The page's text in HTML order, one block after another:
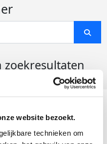
website bezoekt.
technieken om
zoekresultaten